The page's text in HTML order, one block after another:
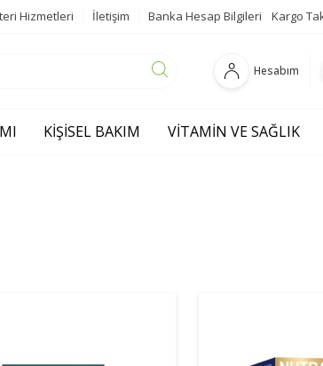
Hizmetleri İletişim Banka Hesap Bilgileri Kargo
Hesabım
KIŞISEL BAKIM VITAMIN VE SAĞLIK